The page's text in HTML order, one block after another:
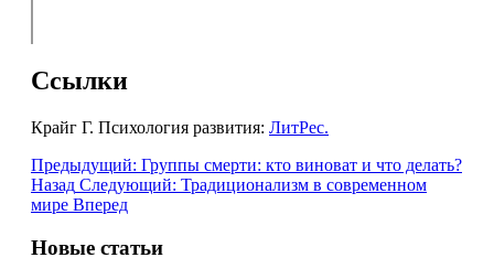
Ссылки
Крайг Г. Психология развития: ЛитРес.
Предыдущий: Группы смерти: кто виноват и что делать?
Назад Следующий: Традиционализм в современном
мире Вперед
Новые статьи